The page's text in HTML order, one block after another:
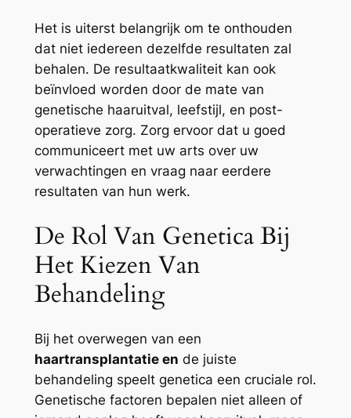
Het is uiterst belangrijk om te onthouden
dat niet iedereen dezelfde resultaten zal
behalen. De resultaatkwaliteit kan ook
beïnvloed worden door de mate van
genetische haaruitval, leefstijl, en post-
operatieve zorg. Zorg ervoor dat u goed
communiceert met uw arts over uw
verwachtingen en vraag naar eerdere
resultaten van hun werk.
De Rol Van Genetica Bij
Het Kiezen Van
Behandeling
Bij het overwegen van een
haartransplantatie en de juiste
behandeling speelt genetica een cruciale rol.
Genetische factoren bepalen niet alleen of